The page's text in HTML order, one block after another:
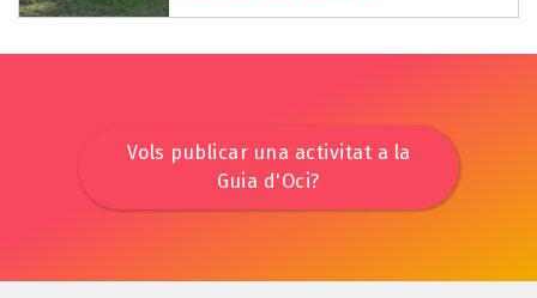
Vols publicar una activitat a la
Guia d'Oci?